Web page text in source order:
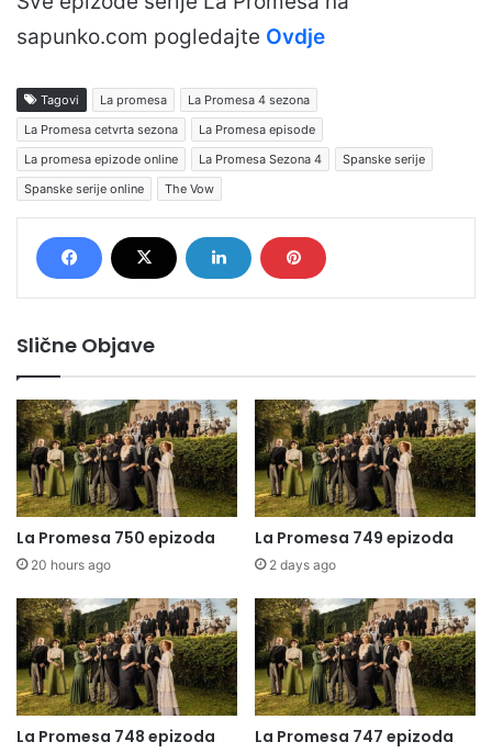
sapunko.com pogledajte Ovdje
Tagovi La promesa
La Promesa 4 sezona
La Promesa cetvrta sezona
La Promesa episode
La promesa epizode online
La Promesa Sezona 4
Spanske serije
Spanske serije online
The Vow
Slične Objave
La Promesa 750 epizoda
20 hours ago
La Promesa 749 epizoda
2 days ago
La Promesa 748 epizoda La Promesa 747 epizoda